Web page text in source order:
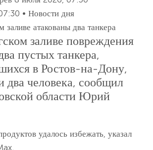
• Новости дня
заливе атакованы два танкера
заливе повреждения
пустых танкера,
в Ростов-на-Дону,
два человека, сообщил
области Юрий
удалось избежать, указал